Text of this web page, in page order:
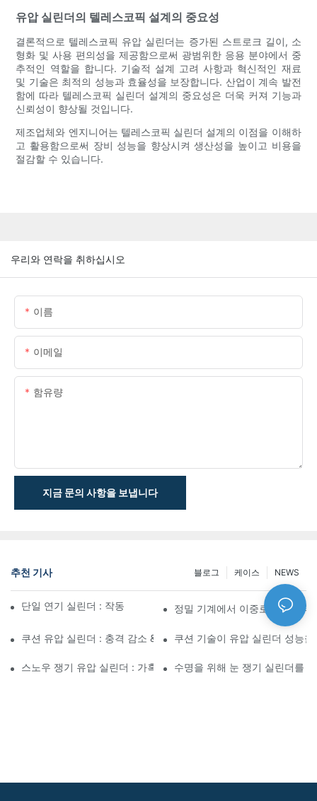
유압 실린더의 텔레스코픽 설계의 중요성
결론적으로 텔레스코픽 유압 실린더는 증가된 스트로크 길이, 소
형화 및 사용 편의성을 제공함으로써 광범위한 응용 분야에서 중
추적인 역할을 합니다. 기술적 설계 고려 사항과 혁신적인 재료
및 기술은 최적의 성능과 효율성을 보장합니다. 산업이 계속 발전
함에 따라 텔레스코픽 실린더 설계의 중요성은 더욱 커져 기능과
신뢰성이 향상될 것입니다.
제조업체와 엔지니어는 텔레스코픽 실린더 설계의 이점을 이해하
고 활용함으로써 장비 성능을 향상시켜 생산성을 높이고 비용을
절감할 수 있습니다.
우리와 연락을 취하십시오
이름
이메일
함유량
지금 문의 사항을 보냅니다
추천 기사 NEWS
케이스
블로그
단일 연기 실린더 : 작동 방식 & 공통 응용 프로그램정밀 기계에서 이중로드 실린더
쿠션 유압 실린더 : 충격 감소 & 수명 연장쿠션 기술이 유압 실린더 성능
스노우 쟁기 유압 실린더 : 가혹한 겨울 조건을위한 주요 기능
수명을 위해 눈 쟁기 실린더를